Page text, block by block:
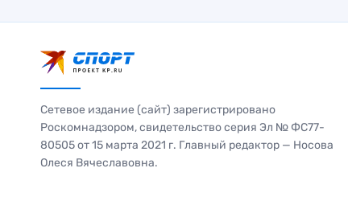
Сетевое издание (сайт) зарегистрировано
Роскомнадзором, свидетельство серия Эл № ФС77-
80505 от 15 марта 2021 г. Главный редактор — Носова
Олеся Вячеславовна.